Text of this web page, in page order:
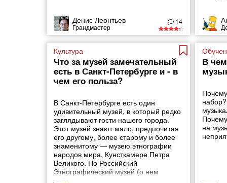
Денис Леонтьев
Грандмастер
14
Культура
Что за музей замечательный
есть в Санкт-Петербурге и - в
чем его польза?
В Санкт-Петербурге есть один
удивительный музей, в который редко
заглядывают гости нашего города.
Этот музей знают мало, предпочитая
его другому, более старому и более
знаменитому — музею этнографии
народов мира, Кунсткамере Петра
Великого. Но Российский
Этнографический музей (о нем
В
на